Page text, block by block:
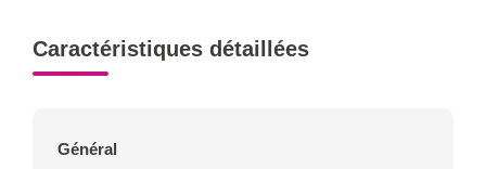
Caractéristiques détaillées
Général